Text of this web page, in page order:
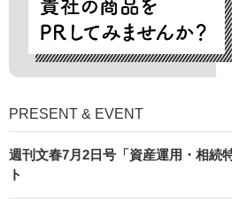
PRESENT & EVENT
週刊文春7月2日号「資産運用・相続
ト